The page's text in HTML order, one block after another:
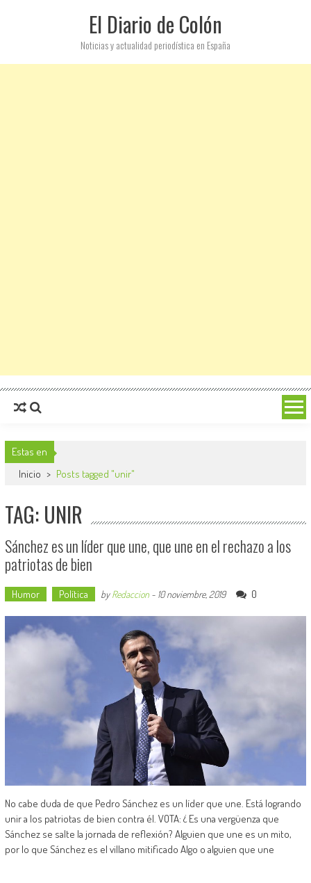
El Diario de Colón
Noticias y actualidad periodística en España
Estas en
Inicio > Posts tagged "unir"
TAG: UNIR
Sánchez es un líder que une, que une en el rechazo a los
patriotas de bien
Humor Política byRedaccion- 10 noviembre, 2019 0
No cabe duda de que Pedro Sánchez es un líder que une. Está logrando
unir a los patriotas de bien contra él. VOTA: ¿ Es una vergüenza que
Sánchez se salte la jornada de reflexión? Alguien que une es un mito,
por lo que Sánchez es el villano mitificado Algo o alguien que une